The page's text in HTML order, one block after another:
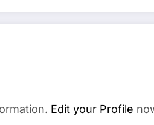
Edit your Profile